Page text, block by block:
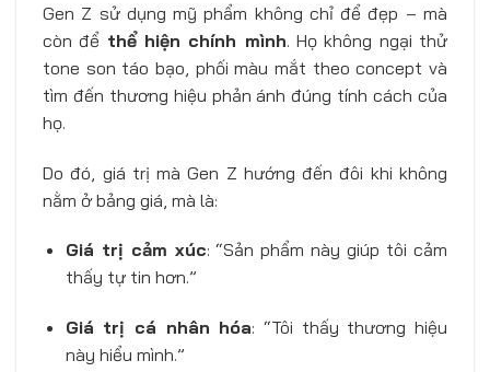
Gen Z sử dụng mỹ phẩm không chỉ để đẹp – mà
còn để thể hiện chính mình. Họ không ngại thử
tone son táo bạo, phối màu mắt theo concept và
tìm đến thương hiệu phản ánh đúng tính cách của
họ.
Do đó, giá trị mà Gen Z hướng đến đôi khi không
nằm ở bảng giá, mà là:
Giá trị cảm xúc: “Sản phẩm này giúp tôi cảm
thấy tự tin hơn.”
Giá trị cá nhân hóa: “Tôi thấy thương hiệu
này hiểu mình.”